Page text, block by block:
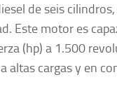
de seis cilindros,
Este motor es
(hp) a 1.500
altas cargas y en